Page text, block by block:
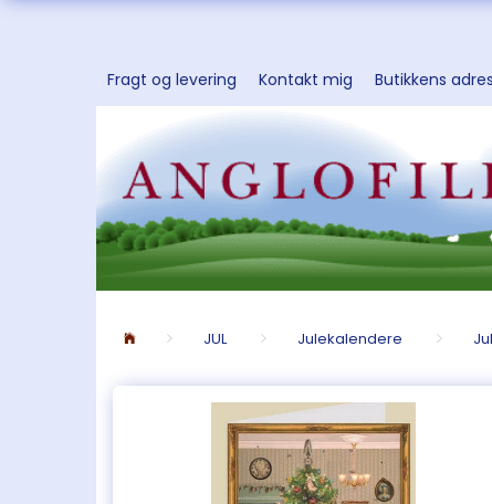
Fragt og levering Kontakt mig Butikkens
JUL Julekalendere